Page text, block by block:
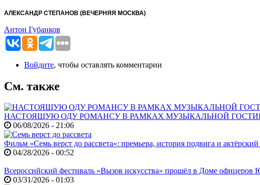
АЛЕКСАНДР СТЕПАНОВ (ВЕЧЕРНЯЯ МОСКВА)
Антон Губанков
Войдите, чтобы оставлять комментарии
См. также
НАСТОЯЩУЮ ОДУ РОМАНСУ В РАМКАХ МУЗЫКАЛЬНОЙ
06/08/2026 - 21:06
Фильм «Семь верст до рассвета»: премьера, история подвига и актёрский
04/28/2026 - 00:52
Всероссийский фестиваль «Вызов искусства» прошёл в Доме
03/31/2026 - 01:03